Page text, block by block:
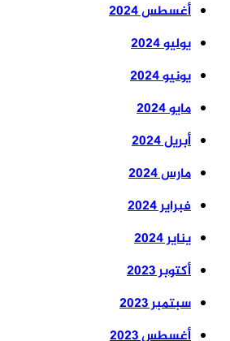
أغسطس 2024
يوليو 2024
يونيو 2024
مايو 2024
أبريل 2024
مارس 2024
فبراير 2024
يناير 2024
أكتوبر 2023
سبتمبر 2023